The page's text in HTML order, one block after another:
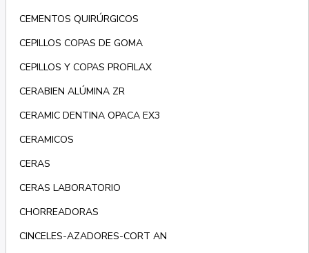
CEMENTOS QUIRÚRGICOS
CEPILLOS COPAS DE GOMA
CEPILLOS Y COPAS PROFILAX
CERABIEN ALÚMINA ZR
CERAMIC DENTINA OPACA EX3
CERAMICOS
CERAS
CERAS LABORATORIO
CHORREADORAS
CINCELES-AZADORES-CORT AN